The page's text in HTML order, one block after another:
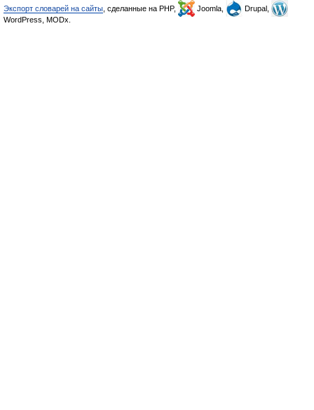
Экспорт словарей на сайты , сделанные на PHP, Joomla,
Drupal,
WordPress, MODx.